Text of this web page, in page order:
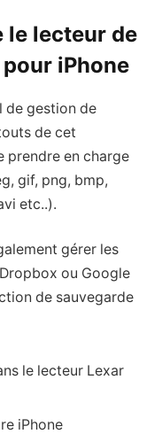
le lecteur de
iPhone
de gestion de
de cet
prendre en charge
gif, png, bmp,
etc..).
gérer les
ou Google
de sauvegarde
le lecteur Lexar
iPhone